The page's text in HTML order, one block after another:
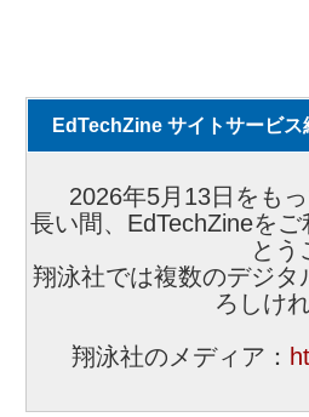
EdTechZine サイトサービス
2026年5月13日をも
長い間、EdTechZineを
とう
翔泳社では複数のデジ
ろしけ
翔泳社のメディア：